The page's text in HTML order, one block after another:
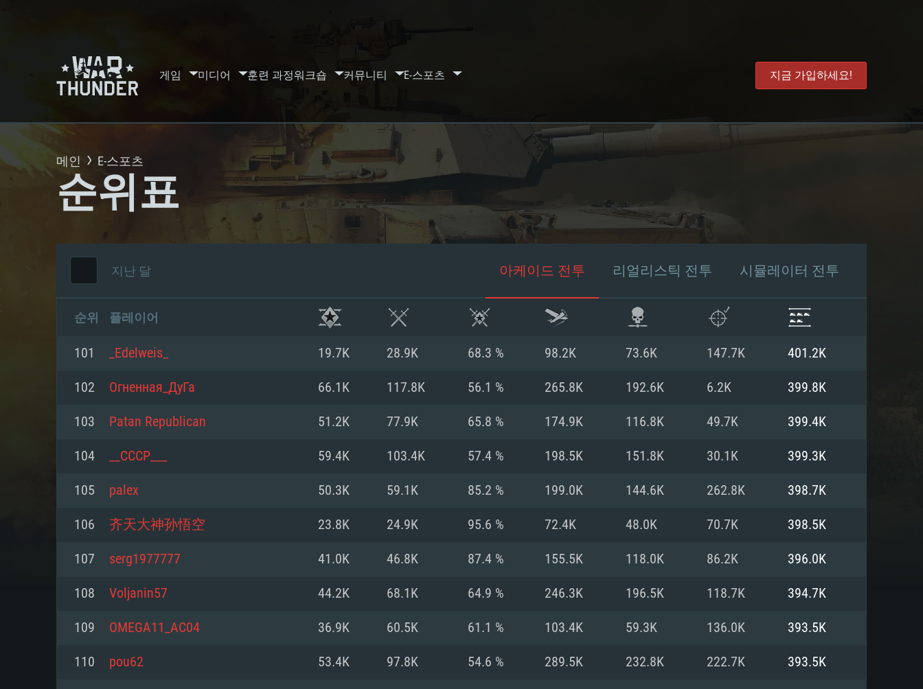
게임 미디어 훈련 과정워크숍 커뮤니티 E-스포츠 지금 가입하세요!
시스템 요구사항
PC MAC Linux
최소사양 권장 사양
최소사양 권장 사양
최소사양 권장 사양
메인 E-스포츠
순위표
지난 달 아케이드 전투 리얼리스틱 전투 시뮬레이터 전투
순위 플레이어
101 _Edelweis_ 19.7K 28.9K 68.3 % 98.2K 73.6K 147.7K 401.2K
102 Огненная_ДуГа 66.1K 117.8K 56.1 % 265.8K 192.6K 6.2K 399.8K
103 Patan Republican 51.2K 77.9K 65.8 % 174.9K 116.8K 49.7K 399.4K
104 __СССР___ 59.4K 103.4K 57.4 % 198.5K 151.8K 30.1K 399.3K
105 palex 50.3K 59.1K 85.2 % 199.0K 144.6K 262.8K 398.7K
106 齐天大神孙悟空 23.8K 24.9K 95.6 % 72.4K 48.0K 70.7K 398.5K
107 serg1977777 41.0K 46.8K 87.4 % 155.5K 118.0K 86.2K 396.0K
108 Voljanin57 44.2K 68.1K 64.9 % 246.3K 196.5K 118.7K 394.7K
109 OMEGA11_AC04 36.9K 60.5K 61.1 % 103.4K 59.3K 136.0K 393.5K
110 pou62 53.4K 97.8K 54.6 % 289.5K 232.8K 222.7K 393.5K